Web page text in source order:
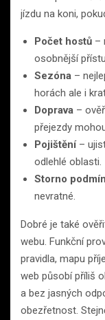
jízdu na koni,
Počet hostů –
osobnější
Sezóna –
horách ale i
Doprava –
přejezdy
Pojištění–
odlehlé oblasti.
Storno
nevratné.
Dobré je také
webu. Funkční
pravidla, mapu
web působí příliš
a bez jasných
obezřetnost.